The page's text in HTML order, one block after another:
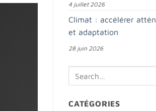
4 juillet 2026
Climat : accélérer
et adaptation
28 juin 2026
CATÉGORIES